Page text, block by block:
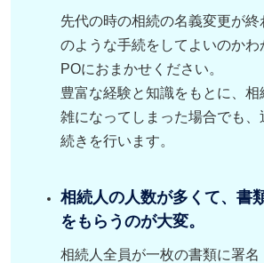
先代の時の相続の名義変更が
のような手続をしてよいのかわ
POにおまかせください。
豊富な経験と知識をもとに、
雑になってしまった場合でも
続きを行います。
相続人の人数が多くて、書
をもらうのが大変。
相続人全員が一枚の書類に署名